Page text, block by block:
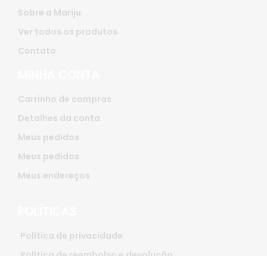
Sobre a Mariju
Ver todos os produtos
Contato
Carrinho de compras
Detalhes da conta
Meus pedidos
Meus pedidos
Meus endereços
Política de privacidade